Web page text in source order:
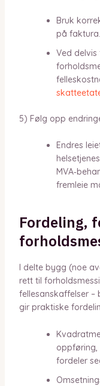
Bruk
på faktura.
Ved delvis
5) Følg opp
Endres
fremleie
Fordeling,
I delte bygg (noe
rett til
fellesanskaffelser
gir praktiske
fordeler